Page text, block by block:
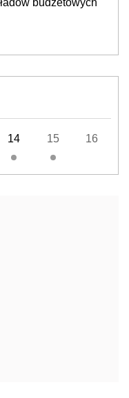
budżetowych
14 15 16